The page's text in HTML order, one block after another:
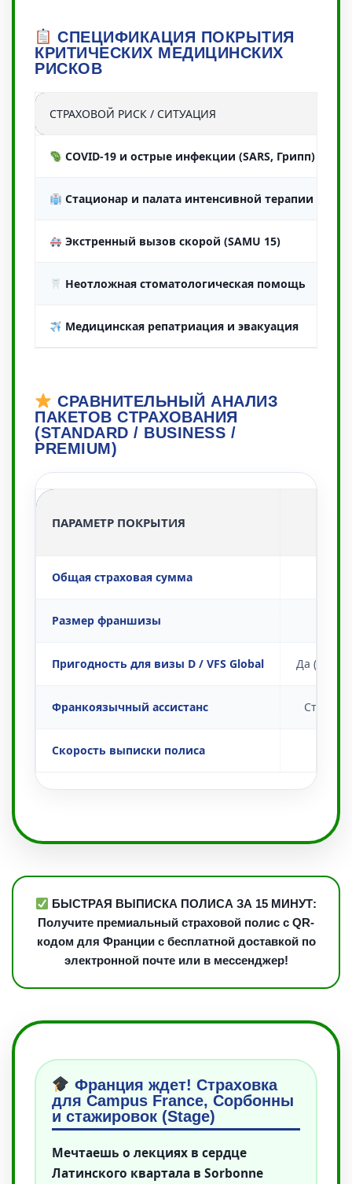
СПЕЦИФИКАЦИЯ ПОКРЫТИЯ
КРИТИЧЕСКИХ МЕДИЦИНСКИХ
РИСКОВ
СТРАХОВОЙ РИСК / СИТУАЦИЯ
COVID-19 и острые инфекции (SARS, Грипп)
Стационар и палата интенсивной терапии
Экстренный вызов скорой (SAMU 15)
Неотложная стоматологическая помощь
Медицинская репатриация и эвакуация
СРАВНИТЕЛЬНЫЙ АНАЛИЗ
ПАКЕТОВ СТРАХОВАНИЯ
(STANDARD / BUSINESS /
PREMIUM)
ПАРАМЕТР ПОКРЫТИЯ
Общая страховая сумма
Размер франшизы
Пригодность для визы D / VFS Global Да
Франкоязычный ассистанс
Скорость выписки полиса
БЫСТРАЯ ВЫПИСКА ПОЛИСА ЗА 15 МИНУТ:
Получите премиальный страховой полис с QR-
кодом для Франции с бесплатной доставкой по
электронной почте или в мессенджер!
Франция ждет! Страховка
для Campus France, Сорбонны
и стажировок (Stage)
Мечтаешь о лекциях в сердце
Латинского квартала в Sorbonne